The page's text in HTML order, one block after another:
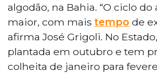
algodão, na Bahia. “O ciclo do
maior, com mais tempo de
afirma José Grigoli. No
plantada em outubro e tem
colheita de janeiro para